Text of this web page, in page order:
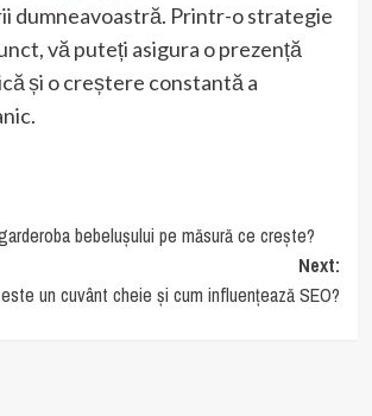
dumneavoastră. Printr-o strategie
vă puteți asigura o prezență
și o creștere constantă a
bebelușului pe măsură ce crește?
Next:
un cuvânt cheie și cum influențează SEO?